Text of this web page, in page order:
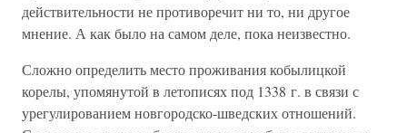
действительности не противоречит ни то, ни другое
мнение. А как было на самом деле, пока неизвестно.
Сложно определить место проживания кобылицкой
корелы, упомянутой в летописях под 1338 г. в связи с
урегулированием новгородско-шведских отношений.